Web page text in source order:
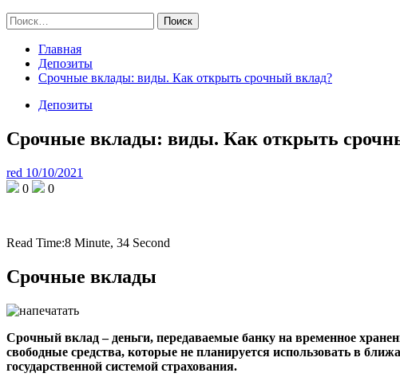
Найти:
Главная
Депозиты
Срочные вклады: виды. Как открыть срочный вклад?
Депозиты
Срочные вклады: виды. Как открыть
red 10/10/2021
0
0
Read Time:8 Minute, 34 Second
Срочные вклады
Срочный вклад – деньги, передаваемые банку на временное
свободные средства, которые не планируется использовать в
государственной системой страхования.